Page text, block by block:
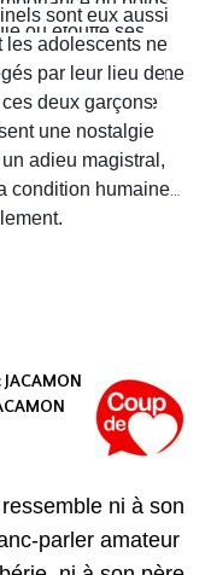
ou étouffe ses
visages fatigués
toute la détresse
d' Yves H. est d'une
une aventure
et course
l'urgence de
sont eux aussi
les adolescents ne
par leur lieu de
deux garçons
une nostalgie
adieu magistral,
condition humaine
ni à son
parler amateur